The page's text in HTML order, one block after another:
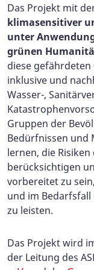
Das Projekt mit
klimasensitiver
unter
grünen
diese
inklusive und
Wasser-,
Gruppen der
Bedürfnissen und
lernen, die
berücksichtigen
vorbereitet zu
und im
zu leisten.
Das Projekt wird
der Leitung des